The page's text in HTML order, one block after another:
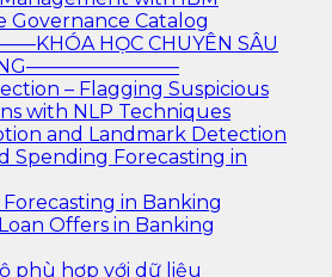
Governance Catalog
HỌC CHUYÊN SÂU
– Flagging Suspicious
with NLP Techniques
and Landmark Detection
Spending Forecasting in
Forecasting in Banking
Offers in Banking
phù hợp với dữ liệu